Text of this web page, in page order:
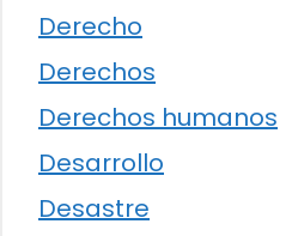
Derecho
Derechos
Derechos humanos
Desarrollo
Desastre